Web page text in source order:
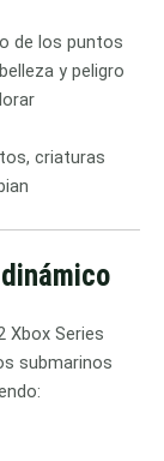
de los puntos
y peligro
criaturas
Xbox Series
submarinos